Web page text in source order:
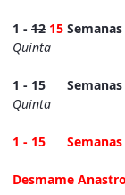
1 - 12 15 Semanas
Quinta
1 - 15 Semanas
Quinta
1 - 15 Semanas
Desmame